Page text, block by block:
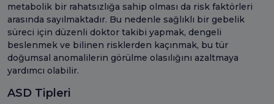
metabolik bir rahatsızlığa sahip olması da risk faktörleri
arasında sayılmaktadır. Bu nedenle sağlıklı bir gebelik
süreci için düzenli doktor takibi yapmak, dengeli
beslenmek ve bilinen risklerden kaçınmak, bu tür
doğumsal anomalilerin görülme olasılığını azaltmaya
yardımcı olabilir.
ASD Tipleri